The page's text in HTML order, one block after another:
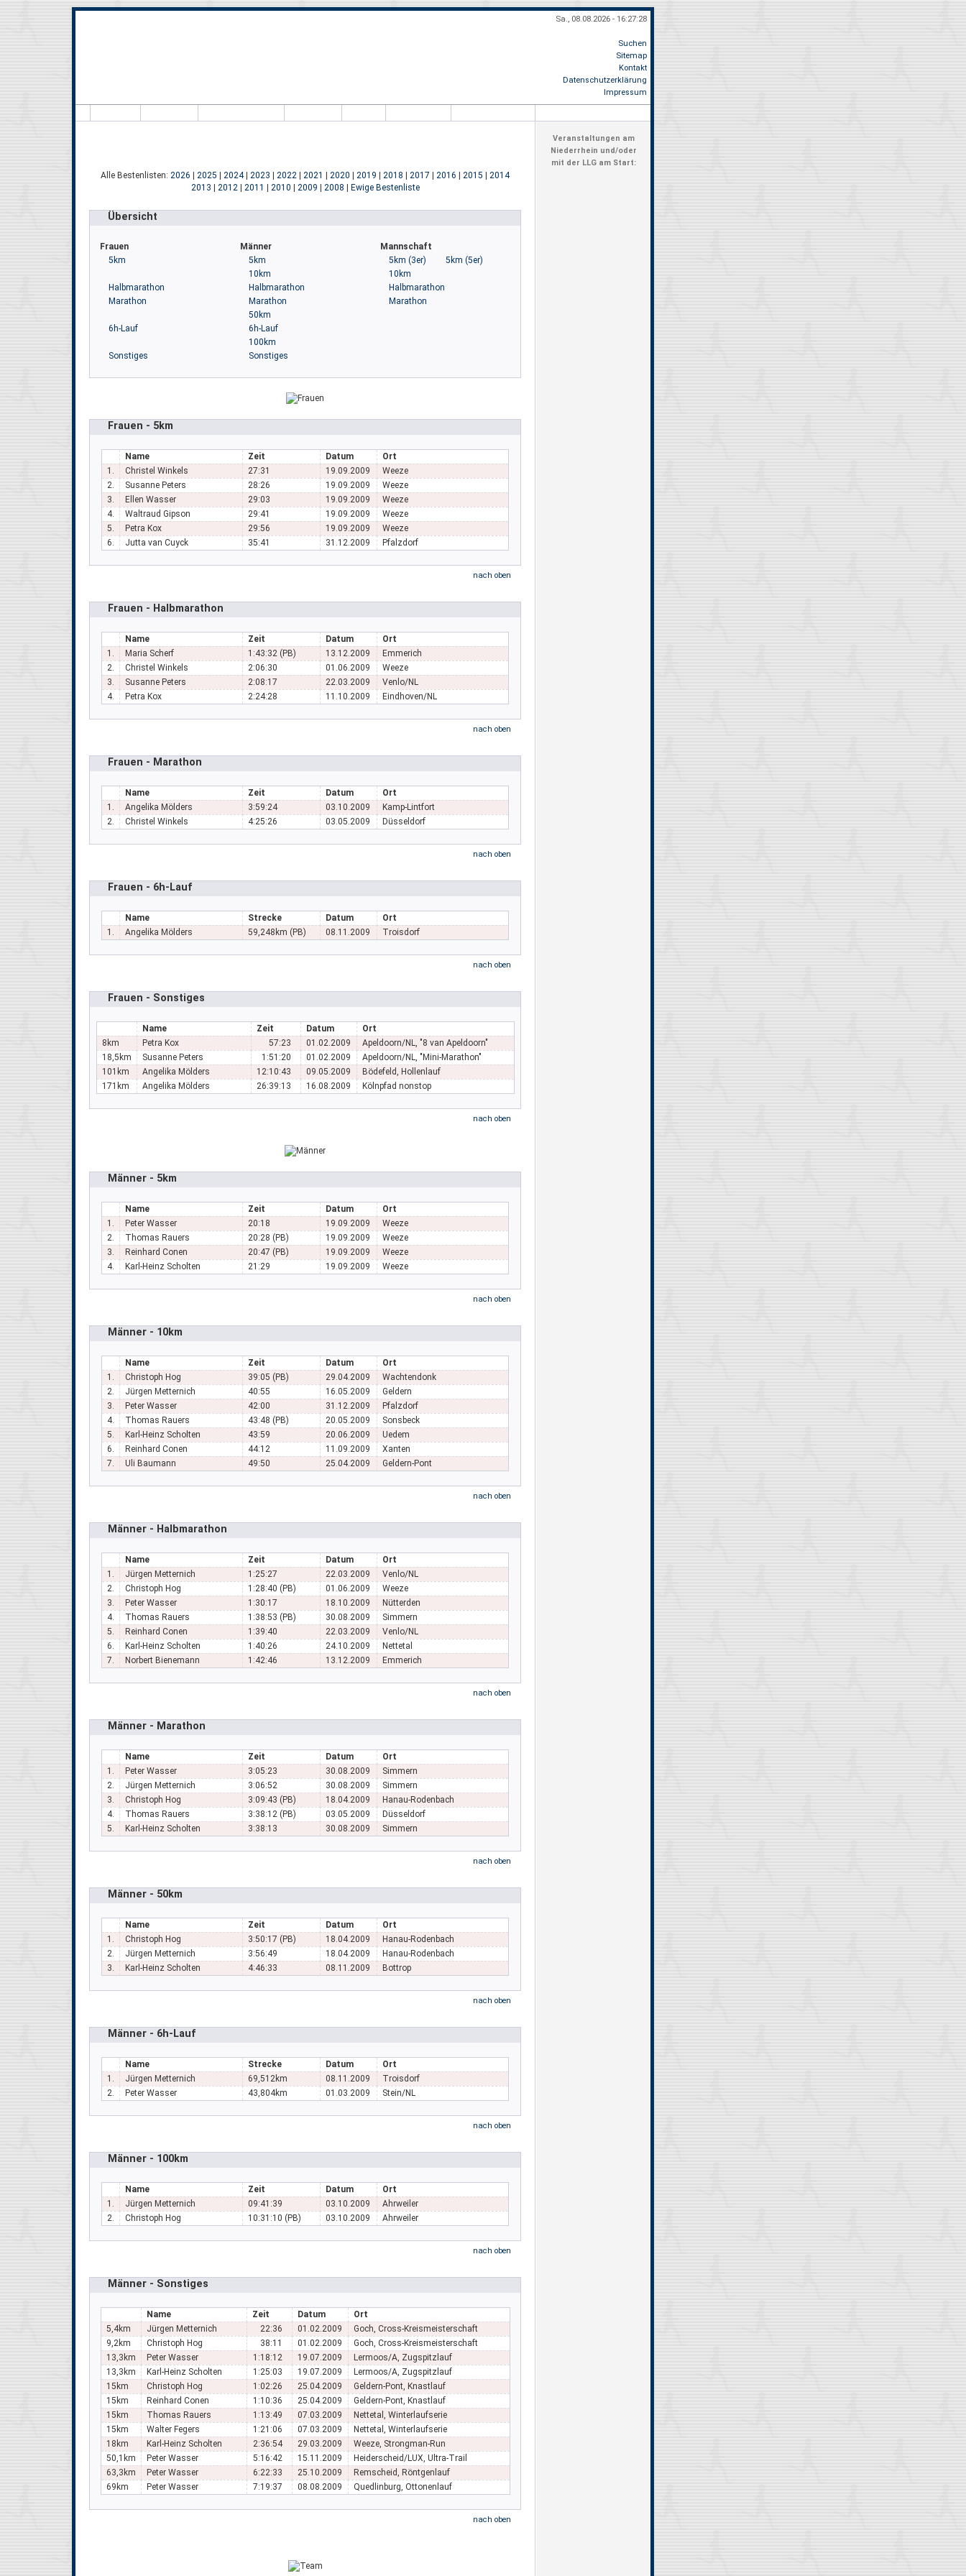
Sa., 08.08.2026 - 16:27:29
Suchen
Sitemap
Kontakt
Datenschutzerklärung
Impressum
- schön, daß Du uns im Netz gefunden hast! + + + Herbstlauf Niederrhein Kerken am 12. Oktober, 10km: Jürgen Metternich 48:40 + +
Alle Bestenlisten: 2026 2025 2024 2023 2022 2021 2020 2019 2018 2017 2016 2015
2014
2013
2012 2011 2010 2009 2008 Ewige Bestenliste
Übersicht
Frauen Männer
Mannschaft
5km
5km 5km (3er)
5km (5er)
10km
10km
Halbmarathon
Halbmarathon
Halbmarathon
Marathon
Marathon
Marathon
50km
6h-Lauf
6h-Lauf
100km
Sonstiges
Sonstiges
Frauen - 5km
Name Zeit Datum
Ort
1.
Christel Winkels 27:31 19.09.2009
Weeze
2.
Susanne Peters 28:26 19.09.2009
Weeze
3.
Ellen Wasser 29:03 19.09.2009
Weeze
4.
Waltraud Gipson 29:41 19.09.2009
Weeze
5.
Petra Kox 29:56 19.09.2009
Weeze
6.
Jutta van Cuyck 35:41 31.12.2009 Pfalzdorf
nach oben
Frauen - Halbmarathon
Name Zeit Datum
Ort
1.
Maria Scherf 1:43:32 (PB) 13.12.2009
Emmerich
2.
Christel Winkels 2:06:30 01.06.2009
Weeze
3.
Susanne Peters 2:08:17 22.03.2009
Venlo/NL
4.
Petra Kox 2:24:28 11.10.2009 Eindhoven/NL
nach oben
Frauen - Marathon
Name Zeit Datum
Ort
1.
Angelika Mölders 3:59:24 03.10.2009
Kamp-Lintfort
2.
Christel Winkels 4:25:26 03.05.2009 Düsseldorf
nach oben
Frauen - 6h-Lauf
Name Strecke Datum
Ort
1.
Angelika Mölders 59,248km (PB) 08.11.2009 Troisdorf
nach oben
Frauen - Sonstiges
Name Zeit Datum
Ort
8km
Petra Kox 57:23 01.02.2009
Apeldoorn/NL, "8 van Apeldoorn"
18,5km
Susanne Peters 1:51:20 01.02.2009
Apeldoorn/NL, "Mini-Marathon"
101km
Angelika Mölders 12:10:43 09.05.2009
Bödefeld, Hollenlauf
171km
Angelika Mölders 26:39:13 16.08.2009 Kölnpfad nonstop
nach oben
Männer - 5km
Name Zeit Datum
Ort
1.
Peter Wasser 20:18 19.09.2009
Weeze
2.
Thomas Rauers 20:28 (PB) 19.09.2009
Weeze
3.
Reinhard Conen 20:47 (PB) 19.09.2009
Weeze
4.
Karl-Heinz Scholten 21:29 19.09.2009 Weeze
nach oben
Männer - 10km
Name Zeit Datum
Ort
1.
Christoph Hog 39:05 (PB) 29.04.2009
Wachtendonk
2.
Jürgen Metternich 40:55 16.05.2009
Geldern
3.
Peter Wasser 42:00 31.12.2009
Pfalzdorf
4.
Thomas Rauers 43:48 (PB) 20.05.2009
Sonsbeck
5.
Karl-Heinz Scholten 43:59 20.06.2009
Uedem
6.
Reinhard Conen 44:12 11.09.2009
Xanten
7.
Uli Baumann 49:50 25.04.2009 Geldern-Pont
nach oben
Männer - Halbmarathon
Name Zeit Datum
Ort
1.
Jürgen Metternich 1:25:27 22.03.2009
Venlo/NL
2.
Christoph Hog 1:28:40 (PB) 01.06.2009
Weeze
3.
Peter Wasser 1:30:17 18.10.2009
Nütterden
4.
Thomas Rauers 1:38:53 (PB) 30.08.2009
Simmern
5.
Reinhard Conen 1:39:40 22.03.2009
Venlo/NL
6.
Karl-Heinz Scholten 1:40:26 24.10.2009
Nettetal
7.
Norbert Bienemann 1:42:46 13.12.2009 Emmerich
nach oben
Männer - Marathon
Name Zeit Datum
Ort
1.
Peter Wasser 3:05:23 30.08.2009
Simmern
2.
Jürgen Metternich 3:06:52 30.08.2009
Simmern
3.
Christoph Hog 3:09:43 (PB) 18.04.2009
Hanau-Rodenbach
4.
Thomas Rauers 3:38:12 (PB) 03.05.2009
Düsseldorf
5.
Karl-Heinz Scholten 3:38:13 30.08.2009 Simmern
nach oben
Männer - 50km
Name Zeit Datum
Ort
1.
Christoph Hog 3:50:17 (PB) 18.04.2009
Hanau-Rodenbach
2.
Jürgen Metternich 3:56:49 18.04.2009
Hanau-Rodenbach
3.
Karl-Heinz Scholten 4:46:33 08.11.2009 Bottrop
nach oben
Männer - 6h-Lauf
Name Strecke Datum
Ort
1.
Jürgen Metternich 69,512km 08.11.2009
Troisdorf
2.
Peter Wasser 43,804km 01.03.2009 Stein/NL
nach oben
Männer - 100km
Name Zeit Datum
Ort
1.
Jürgen Metternich 09:41:39 03.10.2009
Ahrweiler
2.
Christoph Hog 10:31:10 (PB) 03.10.2009 Ahrweiler
nach oben
Männer - Sonstiges
Name Zeit Datum
Ort
5,4km
Jürgen Metternich 22:36 01.02.2009
Goch, Cross-Kreismeisterschaft
9,2km
Christoph Hog 38:11 01.02.2009
Goch, Cross-Kreismeisterschaft
13,3km
Peter Wasser 1:18:12 19.07.2009
Lermoos/A, Zugspitzlauf
13,3km
Karl-Heinz Scholten 1:25:03 19.07.2009
Lermoos/A, Zugspitzlauf
15km
Christoph Hog 1:02:26 25.04.2009
Geldern-Pont, Knastlauf
15km
Reinhard Conen 1:10:36 25.04.2009
Geldern-Pont, Knastlauf
15km
Thomas Rauers 1:13:49 07.03.2009
Nettetal, Winterlaufserie
15km
Walter Fegers 1:21:06 07.03.2009
Nettetal, Winterlaufserie
18km
Karl-Heinz Scholten 2:36:54 29.03.2009
Weeze, Strongman-Run
50,1km
Peter Wasser 5:16:42 15.11.2009
Heiderscheid/LUX, Ultra-Trail
63,3km
Peter Wasser 6:22:33 25.10.2009
Remscheid, Röntgenlauf
69km
Peter Wasser 7:19:37 08.08.2009 Quedlinburg, Ottonenlauf
nach oben
Veranstaltungen am
Niederrhein und/oder
mit der LLG am Start: